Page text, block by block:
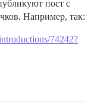
пост с
Например, так:
74242?